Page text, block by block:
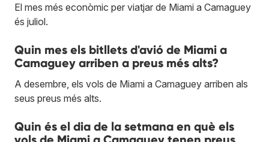
El mes més econòmic per viatjar de Miami a Camaguey
és juliol.
Quin mes els bitllets d'avió de Miami a
Camaguey arriben a preus més alts?
A desembre, els vols de Miami a Camaguey arriben als
seus preus més alts.
Quin és el dia de la setmana en què els